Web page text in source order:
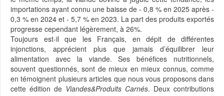
importations ayant connu une baisse de - 0,8 % en 2025 après -
0,3 % en 2024 et - 5,7 % en 2023. La part des produits exportés
progresse cependant légèrement, à 26%.
Toujours est-il que les Français, en dépit de différentes
injonctions, apprécient plus que jamais d’équilibrer leur
alimentation avec la viande. Ses bénéfices nutritionnels,
souvent questionnés, sont de mieux en mieux connus, comme
en témoignent plusieurs articles que nous vous proposons dans
cette édition de Viandes&Produits Carnés. Deux contributions